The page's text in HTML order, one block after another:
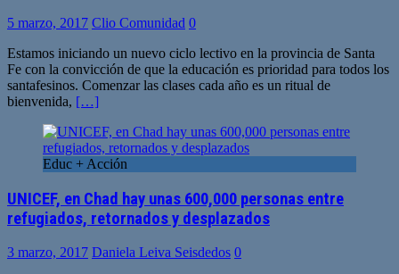
5 marzo, 2017 Clio Comunidad 0
Estamos iniciando un nuevo ciclo lectivo en la provincia de Santa
Fe con la convicción de que la educación es prioridad para todos los
santafesinos. Comenzar las clases cada año es un ritual de
bienvenida, […]
Educ + Acción
UNICEF, en Chad hay unas 600,000 personas entre
refugiados, retornados y desplazados
3 marzo, 2017 Daniela Leiva Seisdedos 0